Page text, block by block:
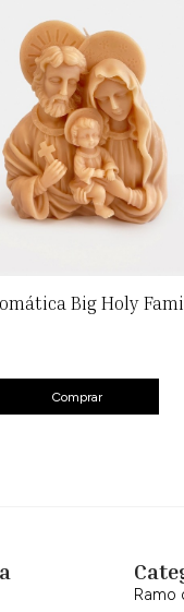
Big Holy
Comprar
Ramo